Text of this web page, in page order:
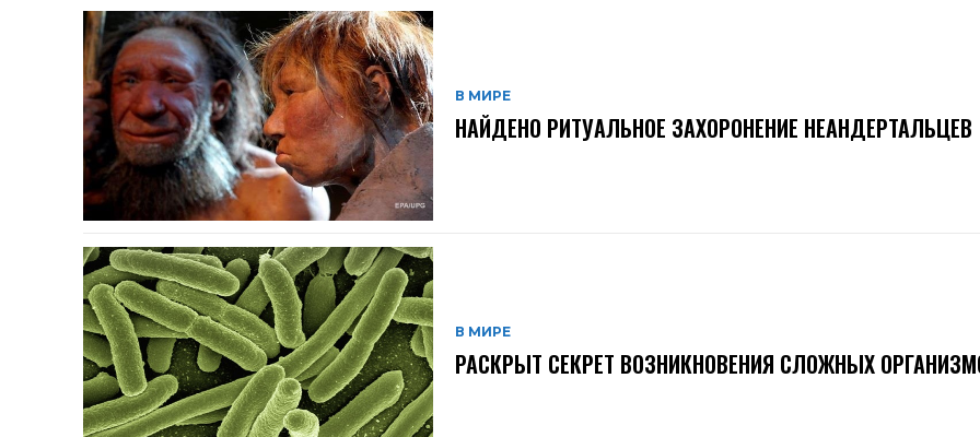
В МИРЕ
НАЙДЕНО РИТУАЛЬНОЕ ЗАХОРОНЕНИЕ НЕАНДЕРТАЛЬЦЕВ
В МИРЕ
РАСКРЫТ СЕКРЕТ ВОЗНИКНОВЕНИЯ СЛОЖНЫХ